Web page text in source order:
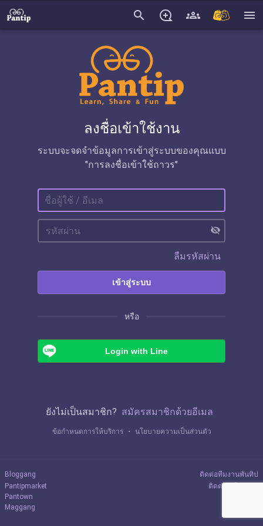
search menu
ลงชื่อเข้าใช้งาน
ระบบจะจดจำข้อมูลการเข้าสู่ระบบของคุณแบบ
"การลงชื่อเข้าใช้ถาวร"
visibility_off
ลืมรหัสผ่าน
เข้าสู่ระบบ
หรือ
Login with Line
ยังไม่เป็นสมาชิก? สมัครสมาชิกด้วยอีเมล
ข้อกำหนดการให้บริการ ・ นโยบายความเป็นส่วนตัว
Bloggang
Pantipmarket
Pantown
Maggang
ติดต่อทีมงานพันทิป
ติดต่อลงโฆษณา